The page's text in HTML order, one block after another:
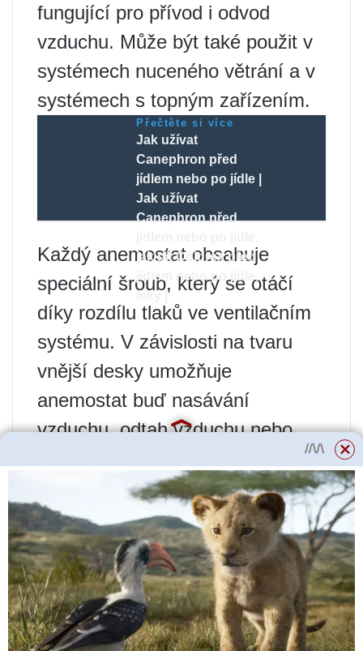
fungující pro přívod i odvod
vzduchu. Může být také použit v
systémech nuceného větrání a v
systémech s topným zařízením.
Přečtěte si více
Jak užívat
Canephron před
jídlem nebo po jídle |
Jak užívat
Canephron před
jak pít Coldrex před
jídlem nebo po jídle,
léky |
Každý anemostat obsahuje
speciální šroub, který se otáčí
díky rozdílu tlaků ve ventilačním
systému. V závislosti na tvaru
vnější desky umožňuje
anemostat buď nasávání
vzduchu, odtah vzduchu nebo
Typy anemostatů podle
tvaru